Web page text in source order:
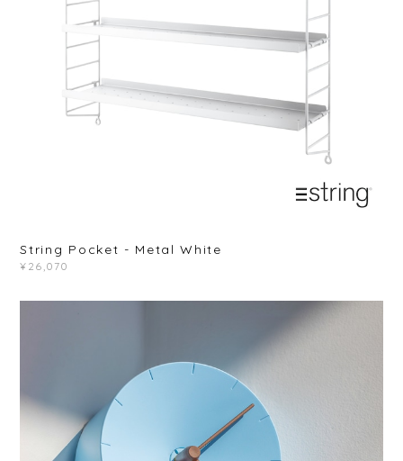
String Pocket - Metal White
¥26,070